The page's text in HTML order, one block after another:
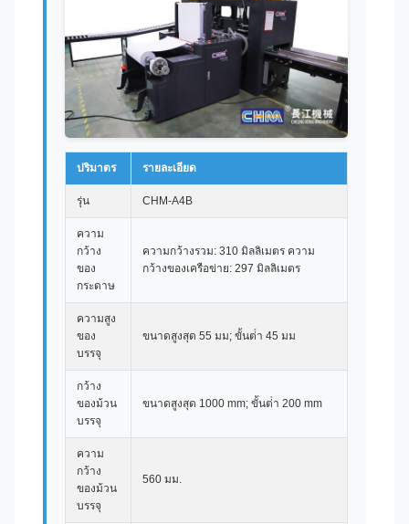
ปริมาตร รายละเอียด
รุ่น CHM-A4B
ความ
กว้าง
ของ
กระดาษ
ความกว้างรวม: 310 มิลลิเมตร ความ
กว้างของเครือข่าย: 297 มิลลิเมตร
ความสูง
ของ
บรรจุ
ขนาดสูงสุด 55 มม; ขั้นต่ํา 45 มม
กว้าง
ของม้วน
บรรจุ
ขนาดสูงสุด 1000 mm; ขั้นต่ํา 200 mm
ความ
กว้าง
ของม้วน
บรรจุ
560 มม.